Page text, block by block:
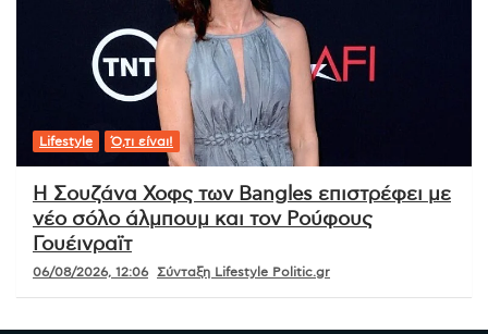
Lifestyle Ό,τι είναι!
Η Σουζάνα Χοφς των Bangles επιστρέφει με
νέο σόλο άλμπουμ και τον Ρούφους
Γουέινραϊτ
06/08/2026, 12:06 Σύνταξη Lifestyle Politic.gr